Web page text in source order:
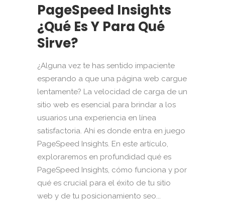
PageSpeed Insights
¿Qué Es Y Para Qué
Sirve?
¿Alguna vez te has sentido impaciente
esperando a que una página web cargue
lentamente? La velocidad de carga de un
sitio web es esencial para brindar a los
usuarios una experiencia en línea
satisfactoria. Ahí es donde entra en juego
PageSpeed Insights. En este artículo,
exploraremos en profundidad qué es
PageSpeed Insights, cómo funciona y por
qué es crucial para el éxito de tu sitio
web y de tu posicionamiento seo...